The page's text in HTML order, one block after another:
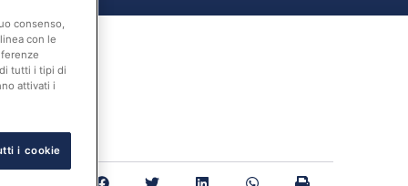
Condividi:
consenso,
con le
tutti i tipi di
attivati i
i cookie